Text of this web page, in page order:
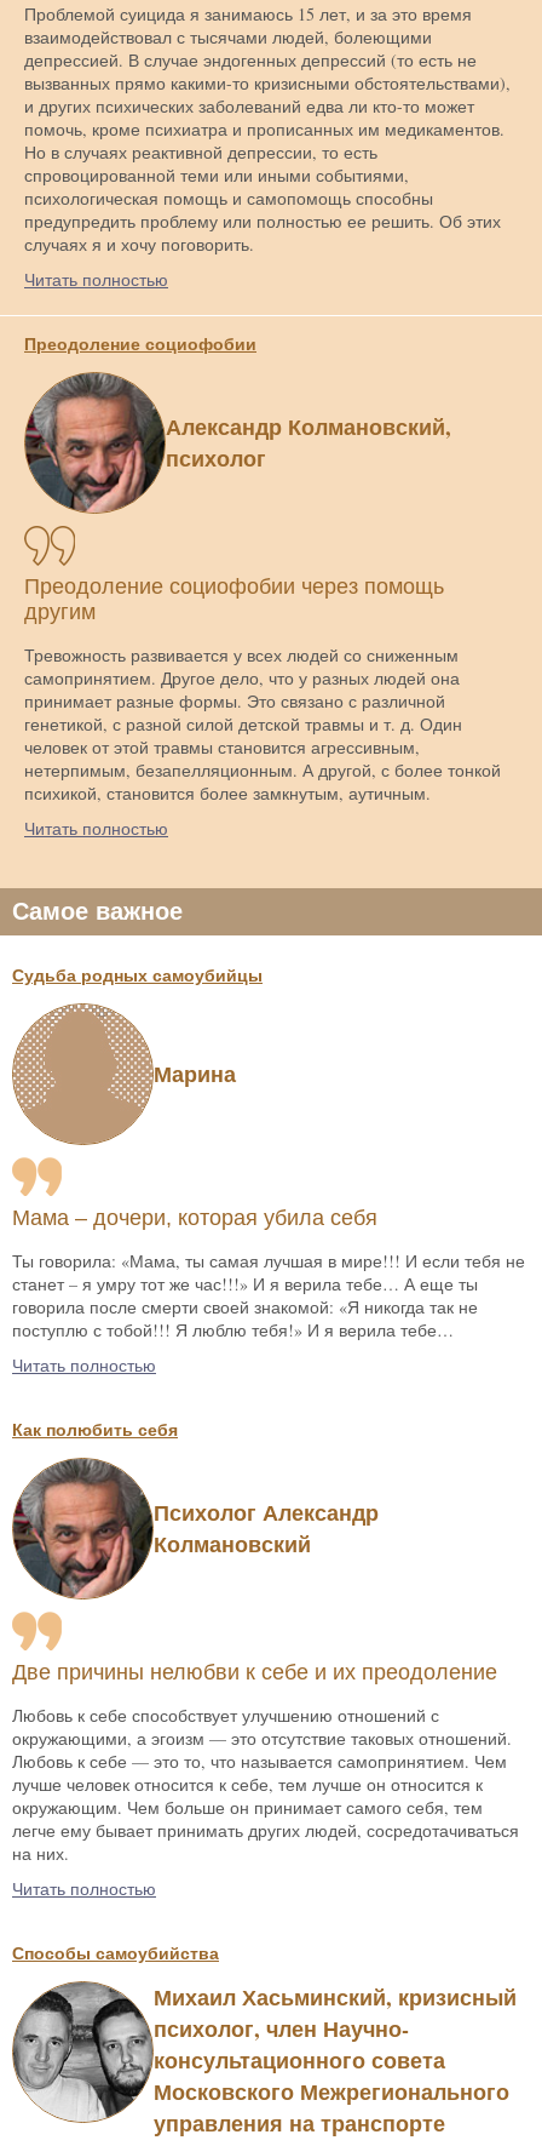
Самое важное
Судьба родных самоубийцы
Марина
Мама – дочери, которая убила себя
Ты говорила: «Мама, ты самая лучшая в мире!!! И если тебя не
станет – я умру тот же час!!!» И я верила тебе… А еще ты
говорила после смерти своей знакомой: «Я никогда так не
поступлю с тобой!!! Я люблю тебя!» И я верила тебе…
Читать полностью
Как полюбить себя
Психолог Александр
Колмановский
Две причины нелюбви к себе и их преодоление
Любовь к себе способствует улучшению отношений с
окружающими, а эгоизм — это отсутствие таковых отношений.
Любовь к себе — это то, что называется самопринятием. Чем
лучше человек относится к себе, тем лучше он относится к
окружающим. Чем больше он принимает самого себя, тем
легче ему бывает принимать других людей, сосредотачиваться
на них.
Читать полностью
Способы самоубийства
Михаил Хасьминский, кризисный
психолог, член Научно-
консультационного совета
Московского Межрегионального
управления на транспорте
Проблемой суицида я занимаюсь 15 лет, и за это время
взаимодействовал с тысячами людей, болеющими
депрессией. В случае эндогенных депрессий (то есть не
вызванных прямо какими-то кризисными обстоятельствами),
и других психических заболеваний едва ли кто-то может
помочь, кроме психиатра и прописанных им медикаментов.
Но в случаях реактивной депрессии, то есть
спровоцированной теми или иными событиями,
психологическая помощь и самопомощь способны
предупредить проблему или полностью ее решить. Об этих
случаях я и хочу поговорить.
Читать полностью
Преодоление социофобии
Александр Колмановский,
психолог
Преодоление социофобии через помощь
другим
Тревожность развивается у всех людей со сниженным
самопринятием. Другое дело, что у разных людей она
принимает разные формы. Это связано с различной
генетикой, с разной силой детской травмы и т. д. Один
человек от этой травмы становится агрессивным,
нетерпимым, безапелляционным. А другой, с более тонкой
психикой, становится более замкнутым, аутичным.
Читать полностью